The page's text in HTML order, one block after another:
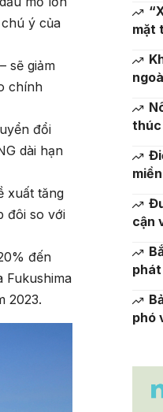
ý của
sẽ giảm
chính
đổi
dài hạn
xuất tăng
đôi so với
đến
Fukushima
2023.
mặt
thúc
cận
phó